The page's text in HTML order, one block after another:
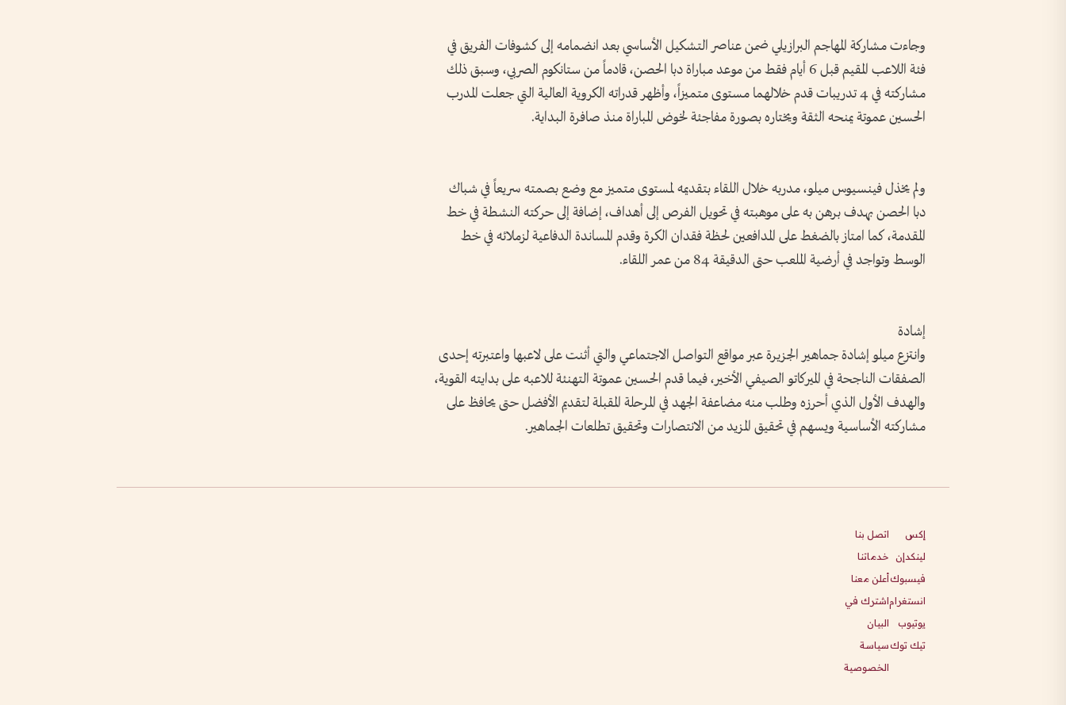
وجاءت مشاركة المهاجم البرازيلي ضمن عناصر التشكيل الأساسي بعد انضمامه إلى كشوفات الفريق في
فئة اللاعب المقيم قبل 6 أيام فقط من موعد مباراة دبا الحصن، قادماً من ستانكوم الصربي، وسبق ذلك
مشاركته في 4 تدريبات قدم خلالهما مستوى متميزاً، وأظهر قدراته الكروية العالية التي جعلت المدرب
الحسين عموتة يمنحه الثقة ويختاره بصورة مفاجئة لخوض المباراة منذ صافرة البداية.
ولم يخذل فينسيوس ميلو، مدربه خلال اللقاء بتقديمه لمستوى متميز مع وضع بصمته سريعاً في شباك
دبا الحصن بهدف برهن به على موهبته في تحويل الفرص إلى أهداف، إضافة إلى حركته النشطة في خط
المقدمة، كما امتاز بالضغط على المدافعين لحظة فقدان الكرة وقدم المساندة الدفاعية لزملائه في خط
الوسط وتواجد في أرضية الملعب حتى الدقيقة 84 من عمر اللقاء.
إشادة
وانتزع ميلو إشادة جماهير الجزيرة عبر مواقع التواصل الاجتماعي والتي أثنت على لاعبها واعتبرته إحدى
الصفقات الناجحة في الميركاتو الصيفي الأخير، فيما قدم الحسين عموتة التهنئة للاعبه على بدايته القوية،
والهدف الأول الذي أحرزه وطلب منه مضاعفة الجهد في المرحلة المقبلة لتقديم الأفضل حتى يحافظ على
مشاركته الأساسية ويسهم في تحقيق المزيد من الانتصارات وتحقيق تطلعات الجماهير.
إكس
لينكدإن
فيسبوك
انستغرام
يوتيوب
تيك توك
اتصل بنا
خدماتنا
أعلن معنا
اشترك في
البيان
سياسة
الخصوصية